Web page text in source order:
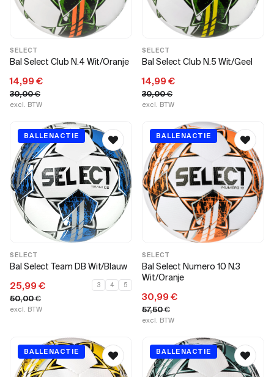
SELECT
Bal Select Club N.4 Wit/Oranje
14,99 €
30,00€
excl. BTW
SELECT
Bal Select Club N.5 Wit/Geel
14,99 €
30,00€
excl. BTW
BALLENACTIE
SELECT
Bal Select Team DB Wit/Blauw
25,99 €
50,00€
excl. BTW
3 4 5
BALLENACTIE
SELECT
Bal Select Numero 10 N.3
Wit/Oranje
30,99 €
57,50€
excl. BTW
BALLENACTIE BALLENACTIE